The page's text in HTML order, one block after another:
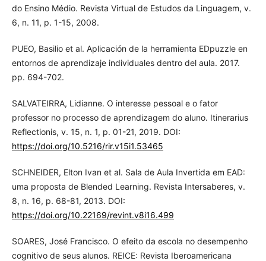
do Ensino Médio. Revista Virtual de Estudos da Linguagem, v.
6, n. 11, p. 1-15, 2008.
PUEO, Basilio et al. Aplicación de la herramienta EDpuzzle en
entornos de aprendizaje individuales dentro del aula. 2017.
pp. 694-702.
SALVATEIRRA, Lidianne. O interesse pessoal e o fator
professor no processo de aprendizagem do aluno. Itinerarius
Reflectionis, v. 15, n. 1, p. 01-21, 2019. DOI:
https://doi.org/10.5216/rir.v15i1.53465
SCHNEIDER, Elton Ivan et al. Sala de Aula Invertida em EAD:
uma proposta de Blended Learning. Revista Intersaberes, v.
8, n. 16, p. 68-81, 2013. DOI:
https://doi.org/10.22169/revint.v8i16.499
SOARES, José Francisco. O efeito da escola no desempenho
cognitivo de seus alunos. REICE: Revista Iberoamericana